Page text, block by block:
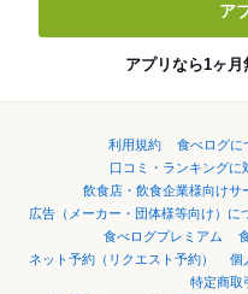
ア
アプリなら1ヶ月
利用規約 食べログに
口コミ・ランキングに
飲食店・飲食企業様向けサ
広告（メーカー・団体様等向け）に
食べログプレミアム
ネット予約（リクエスト予約）
個
特定商取